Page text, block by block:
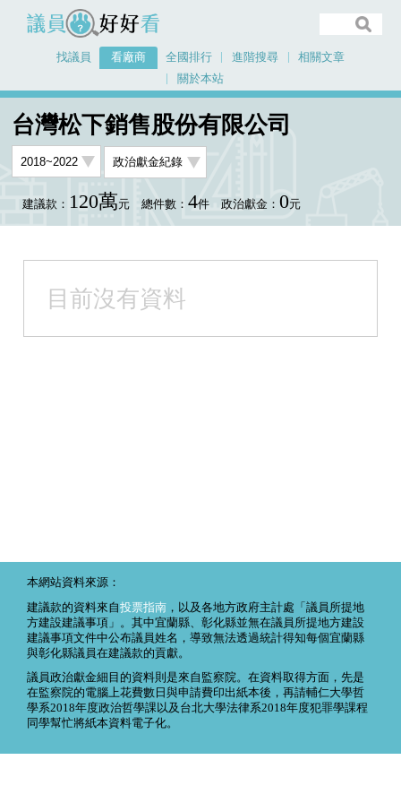
議員好好看
找議員 看廠商 全國排行 進階搜尋
相關文章
關於本站
台灣松下銷售股份有限公司
建議款： 120萬元 總件數： 4件 政治獻金： 0元
目前沒有資料
本網站資料來源：
建議款的資料來自投票指南 ，以及各地方政府主計處「議員所提地
方建設建議事項」。其中宜蘭縣、彰化縣並無在議員所提地方建設
建議事項文件中公布議員姓名，導致無法透過統計得知每個宜蘭縣
與彰化縣議員在建議款的貢獻。
議員政治獻金細目的資料則是來自監察院。在資料取得方面，先是
在監察院的電腦上花費數日與申請費印出紙本後，再請輔仁大學哲
學系2018年度政治哲學課以及台北大學法律系2018年度犯罪學課程
同學幫忙將紙本資料電子化。